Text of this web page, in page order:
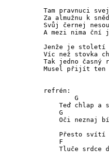
Tam pravnuci
Za almužnu k
Svůj černej
A mezi nima
Jenže je století
Víc než stovka
Tak jedno časný
Musel přijít ten
refrén:
G
Teď chlap a
G
Oči neznaj
Přesto svítí
F
Tluče srdce